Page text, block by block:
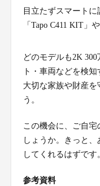
目立たずスマート
「Tapo C411 KIT」
どのモデルも2K
ト・車両などを検
大切な家族や財産を
う。
この機会に、ご自
しょうか。きっと
してくれるはずです
参考資料